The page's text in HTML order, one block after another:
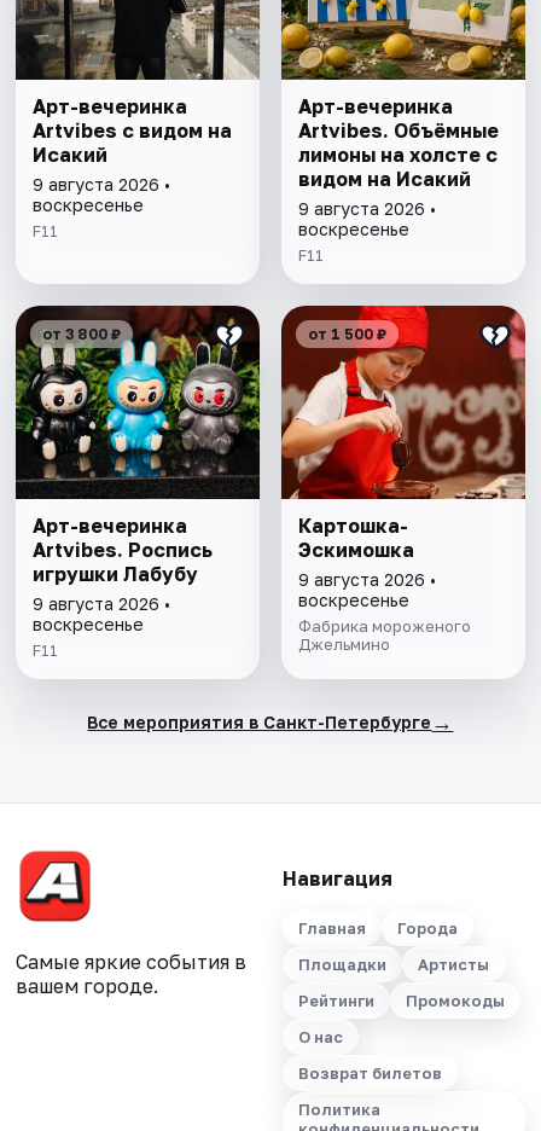
Арт-вечеринка
Artvibes с видом на
Исакий
9 августа 2026 •
воскресенье
F11
Арт-вечеринка
Artvibes. Объёмные
лимоны на холсте с
видом на Исакий
9 августа 2026 •
воскресенье
F11
от 3 800 ₽
Арт-вечеринка
Artvibes. Роспись
игрушки Лабубу
9 августа 2026 •
воскресенье
F11
от 1 500 ₽
Картошка-
Эскимошка
9 августа 2026 •
воскресенье
Фабрика мороженого
Джельмино
Все мероприятия в Санкт-Петербурге →
Самые яркие события в
вашем городе.
Навигация
Главная
Города
Площадки
Артисты
Рейтинги
Промокоды
О нас
Возврат билетов
Политика